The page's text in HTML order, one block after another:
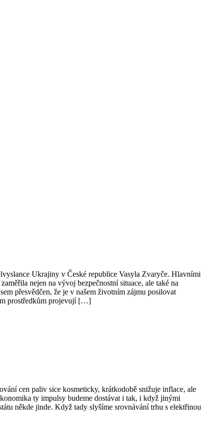
Ukrajiny v České republice Vasyla Zvaryče. Hlavními
nejen na vývoj bezpečnostní situace, ale také na
přesvědčen, že je v našem životním zájmu posilovat
prostředkům projevují […]
cen paliv sice kosmeticky, krátkodobě snižuje inflace, ale
ty impulsy budeme dostávat i tak, i když jinými
někde jinde. Když tady slyšíme srovnávání trhu s elektřinou